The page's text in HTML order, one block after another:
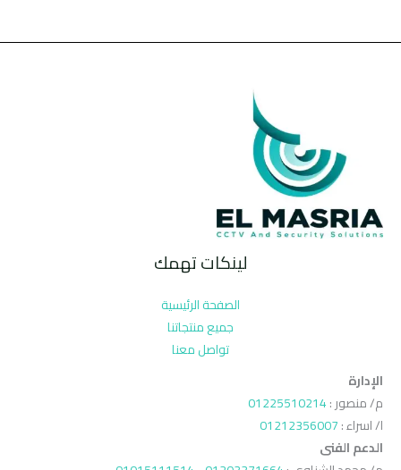
لينكات تهمك
الصفحة الرئيسية
جميع منتجاتنا
تواصل معنا
الإدارة
م/ منصور :01225510214
ا/ اسراء :01212356007
الدعم الفنى